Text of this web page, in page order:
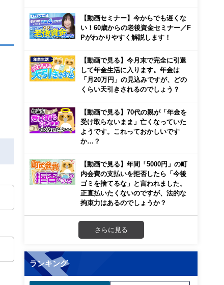
【動画セミナー】今からでも遅くな
い！60歳からの老後資金セミナー／F
Pがわかりやすく解説します！
【動画で見る】今月末で完全に引退
して年金生活に入ります。年金は
「月20万円」の見込みですが、どの
くらい天引きされるのでしょう？
【動画で見る】70代の親が「年金を
受け取らないまま」亡くなっていた
ようです。これっておかしいです
か…？
【動画で見る】年間「5000円」の町
内会費の支払いを拒否したら「今後
ゴミを捨てるな」と言われました。
正直払いたくないのですが、法的な
拘束力はあるのでしょうか？
さらに見る
ランキング